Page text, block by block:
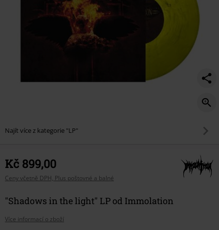
Najít více z kategorie "LP"
Kč 899,00
Ceny včetně DPH, Plus poštovné a balné
"Shadows in the light" LP od Immolation
Více informací o zboží